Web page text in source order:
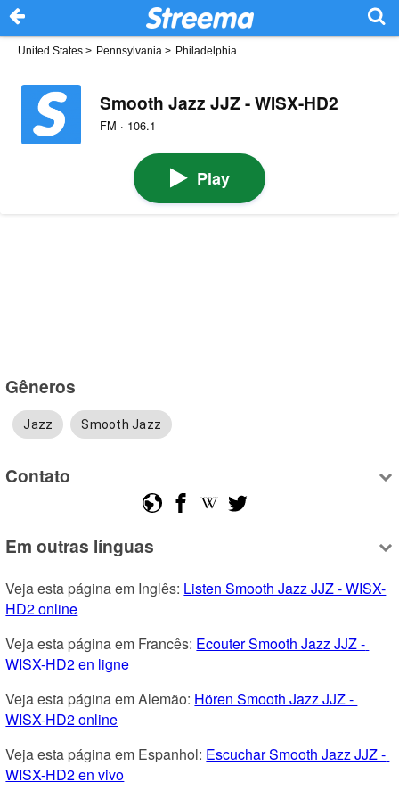
United States > Pennsylvania > Philadelphia
Smooth Jazz JJZ - WISX-HD2
FM · 106.1
Play
Gêneros
Jazz Smooth Jazz
Contato
Em outras línguas
Veja esta página em Inglês: Listen Smooth Jazz JJZ - WISX-
HD2 online
Veja esta página em Francês: Ecouter Smooth Jazz JJZ -
WISX-HD2 en ligne
Veja esta página em Alemão: Hören Smooth Jazz JJZ -
WISX-HD2 online
Veja esta página em Espanhol: Escuchar Smooth Jazz JJZ -
WISX-HD2 en vivo